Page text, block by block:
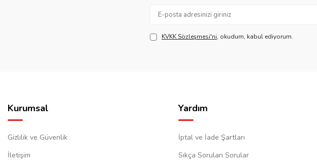
KVKK Sözleşmesi'ni, okudum, kabul ediyorum.
Kurumsal
Gizlilik ve Güvenlik
İletişim
Yardım
İptal ve İade Şartları
Sıkça Sorulan Sorular